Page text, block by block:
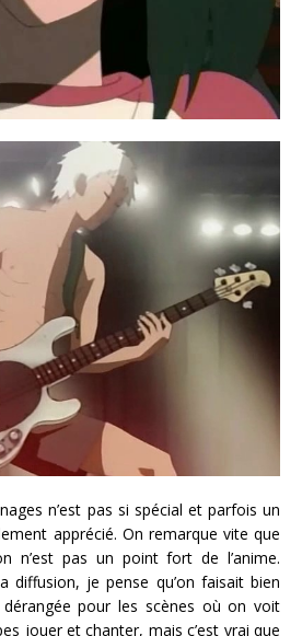
n’est pas si spécial et parfois un
apprécié. On remarque vite que
n’est pas un point fort de l’anime.
diffusion, je pense qu’on faisait bien
dérangée pour les scènes où on voit
jouer et chanter, mais c’est vrai que